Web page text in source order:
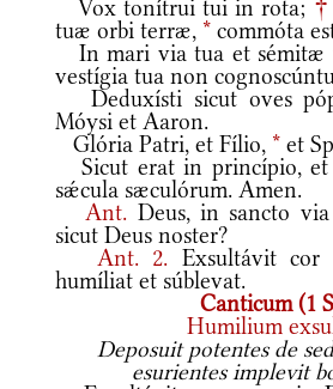
Vox tonítrui tui in rota; †
tuæ orbi terræ, * commóta
In mari via tua et sémitæ
vestígia tua non
Deduxísti sicut oves
Móysi et Aaron.
Glória Patri, et Fílio, * et
Sicut erat in princípio, et
sǽcula sæculórum. Amen.
Ant. Deus, in sancto
sicut Deus noster?
Ant. 2. Exsultávit
humíliat et súblevat.
Canticum (1
Humilium
Deposuit potentes de
esurientes implevit